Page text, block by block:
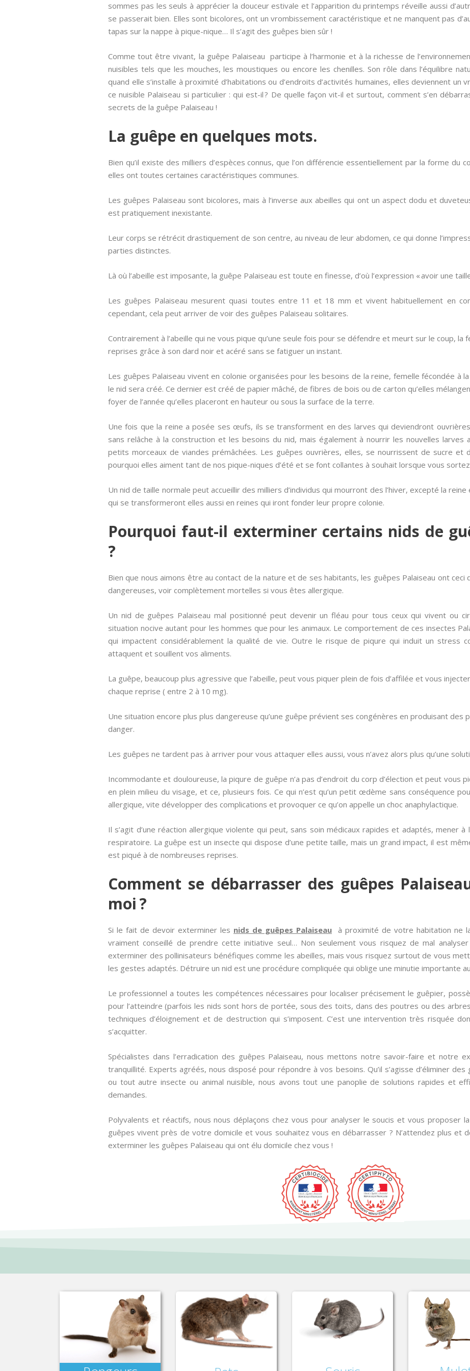
sommes pas les seuls à apprécier la douceur estivale et l’apparition du printemps réveille aussi
se passerait bien. Elles sont bicolores, ont un vrombissement caractéristique et ne manquent pas
tapas sur la nappe à pique-nique… Il s’agit des guêpes bien sûr !
Comme tout être vivant, la guêpe Palaiseau participe à l’harmonie et à la richesse de
nuisibles tels que les mouches, les moustiques ou encore les chenilles. Son rôle dans l’équilibre
quand elle s’installe à proximité d’habitations ou d’endroits d’activités humaines, elles deviennent un
ce nuisible Palaiseau si particulier : qui est-il ? De quelle façon vit-il et surtout, comment s’en
secrets de la guêpe Palaiseau !
La guêpe en quelques mots.
Bien qu’il existe des milliers d’espèces connus, que l’on différencie essentiellement par la forme du
elles ont toutes certaines caractéristiques communes.
Les guêpes Palaiseau sont bicolores, mais à l’inverse aux abeilles qui ont un aspect dodu et
est pratiquement inexistante.
Leur corps se rétrécit drastiquement de son centre, au niveau de leur abdomen, ce qui donne
parties distinctes.
Là où l’abeille est imposante, la guêpe Palaiseau est toute en finesse, d’où l’expression « avoir une
Les guêpes Palaiseau mesurent quasi toutes entre 11 et 18 mm et vivent habituellement en
cependant, cela peut arriver de voir des guêpes Palaiseau solitaires.
Contrairement à l’abeille qui ne vous pique qu’une seule fois pour se défendre et meurt sur le coup, la
reprises grâce à son dard noir et acéré sans se fatiguer un instant.
Les guêpes Palaiseau vivent en colonie organisées pour les besoins de la reine, femelle fécondée à
le nid sera créé. Ce dernier est créé de papier mâché, de fibres de bois ou de carton qu’elles
foyer de l’année qu’elles placeront en hauteur ou sous la surface de la terre.
Une fois que la reine a posée ses œufs, ils se transforment en des larves qui deviendront
sans relâche à la construction et les besoins du nid, mais également à nourrir les nouvelles
petits morceaux de viandes prémâchées. Les guêpes ouvrières, elles, se nourrissent de sucre et
pourquoi elles aiment tant de nos pique-niques d’été et se font collantes à souhait lorsque vous
Un nid de taille normale peut accueillir des milliers d’individus qui mourront des l’hiver, excepté la
qui se transformeront elles aussi en reines qui iront fonder leur propre colonie.
Pourquoi faut-il exterminer certains nids de
?
Bien que nous aimons être au contact de la nature et de ses habitants, les guêpes Palaiseau ont ceci
dangereuses, voir complètement mortelles si vous êtes allergique.
Un nid de guêpes Palaiseau mal positionné peut devenir un fléau pour tous ceux qui vivent ou
situation nocive autant pour les hommes que pour les animaux. Le comportement de ces insectes
qui impactent considérablement la qualité de vie. Outre le risque de piqure qui induit un stress
attaquent et souillent vos aliments.
La guêpe, beaucoup plus agressive que l’abeille, peut vous piquer plein de fois d’affilée et vous
chaque reprise ( entre 2 à 10 mg).
Une situation encore plus plus dangereuse qu’une guêpe prévient ses congénères en produisant des
danger.
Les guêpes ne tardent pas à arriver pour vous attaquer elles aussi, vous n’avez alors plus qu’une
Incommodante et douloureuse, la piqure de guêpe n’a pas d’endroit du corp d’élection et peut vous
en plein milieu du visage, et ce, plusieurs fois. Ce qui n’est qu’un petit œdème sans conséquence
allergique, vite développer des complications et provoquer ce qu’on appelle un choc anaphylactique.
Il s’agit d’une réaction allergique violente qui peut, sans soin médicaux rapides et adaptés, mener
respiratoire. La guêpe est un insecte qui dispose d’une petite taille, mais un grand impact, il est
est piqué à de nombreuses reprises.
Comment se débarrasser des guêpes
moi ?
Si le fait de devoir exterminer les nids de guêpes Palaiseau à proximité de votre habitation ne
vraiment conseillé de prendre cette initiative seul… Non seulement vous risquez de mal
exterminer des pollinisateurs bénéfiques comme les abeilles, mais vous risquez surtout de vous
les gestes adaptés. Détruire un nid est une procédure compliquée qui oblige une minutie importante
Le professionnel a toutes les compétences nécessaires pour localiser précisement le guêpier,
pour l’atteindre (parfois les nids sont hors de portée, sous des toits, dans des poutres ou des
techniques d’éloignement et de destruction qui s’imposent. C’est une intervention très risquée
s’acquitter.
Spécialistes dans l’erradication des guêpes Palaiseau, nous mettons notre savoir-faire et notre
tranquillité. Experts agréés, nous disposé pour répondre à vos besoins. Qu’il s’agisse d’éliminer
ou tout autre insecte ou animal nuisible, nous avons tout une panoplie de solutions rapides et
demandes.
Polyvalents et réactifs, nous nous déplaçons chez vous pour analyser le soucis et vous proposer
guêpes vivent près de votre domicile et vous souhaitez vous en débarrasser ? N’attendez plus et
exterminer les guêpes Palaiseau qui ont élu domicile chez vous !